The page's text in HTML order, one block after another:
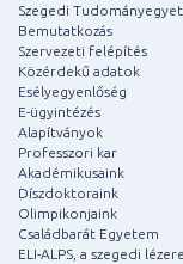
Szegedi
Bemutatkozás
Szervezeti felépítés
Közérdekű adatok
Esélyegyenlőség
E-ügyintézés
Alapítványok
Professzori kar
Akadémikusaink
Díszdoktoraink
Olimpikonjaink
Családbarát Egyetem
ELI-ALPS, a szegedi